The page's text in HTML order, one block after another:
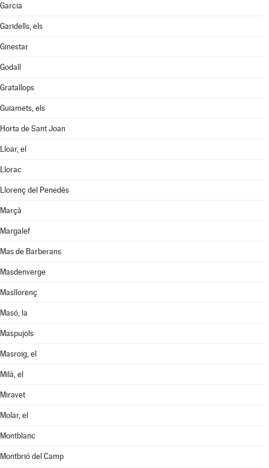
Garcia
Garidells, els
Ginestar
Godall
Gratallops
Guiamets, els
Horta de Sant Joan
Lloar, el
Llorac
Llorenç del Penedès
Marçà
Margalef
Mas de Barberans
Masdenverge
Masllorenç
Masó, la
Maspujols
Masroig, el
Milà, el
Miravet
Molar, el
Montblanc
Montbrió del Camp